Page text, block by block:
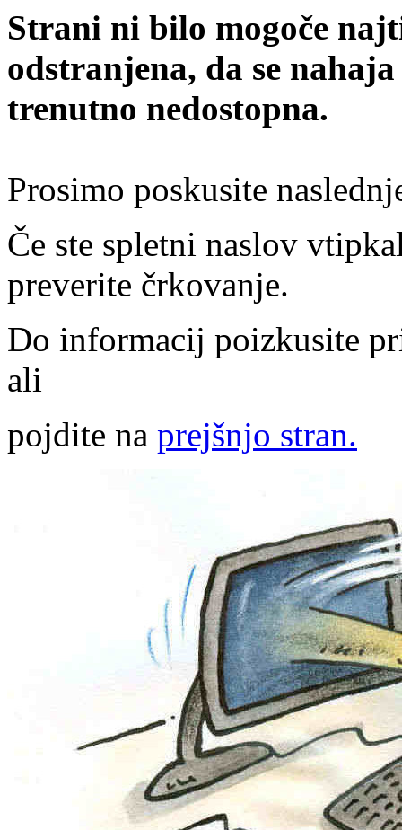
Strani ni bilo mogoče
odstranjena, da se
trenutno nedostopna.
Prosimo poskusite
Če ste spletni naslov
preverite črkovanje.
Do informacij poizkusite
ali
pojdite na prejšnjo stran.